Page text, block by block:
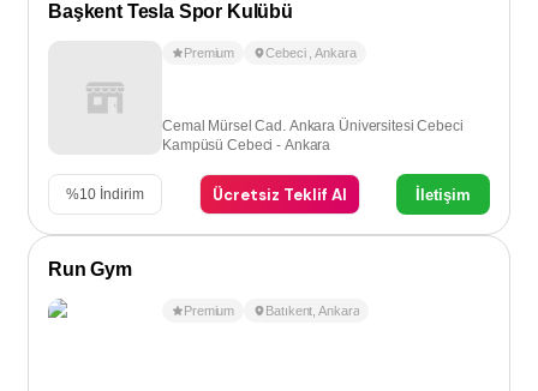
Başkent Tesla Spor Kulübü
Premium Cebeci ,Ankara
Cemal Mürsel Cad. Ankara Üniversitesi Cebeci
Kampüsü Cebeci - Ankara
%10 İndirim Ücretsiz Teklif Al İletişim
Run Gym
Premium Batıkent ,Ankara